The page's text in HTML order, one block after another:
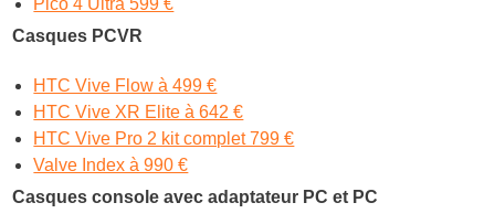
Pico 4 Ultra 599 €
Casques PCVR
HTC Vive Flow à 499 €
HTC Vive XR Elite à 642 €
HTC Vive Pro 2 kit complet 799 €
Valve Index à 990 €
Casques console avec adaptateur PC et PC